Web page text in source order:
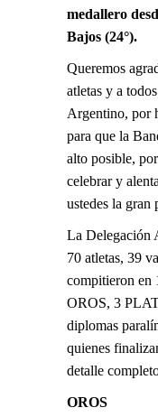
medallero
Bajos (24°).
Queremos
atletas y a
Argentino, por
para que la
alto posible,
celebrar y
ustedes la gran
La Delegación
70 atletas, 39
compitieron en
OROS, 3
diplomas
quienes
detalle
OROS